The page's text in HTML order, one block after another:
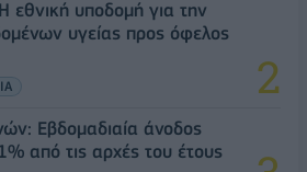
υποδομή για την
υγείας προς όφελος
Εβδομαδιαία άνοδος
από τις αρχές του έτους